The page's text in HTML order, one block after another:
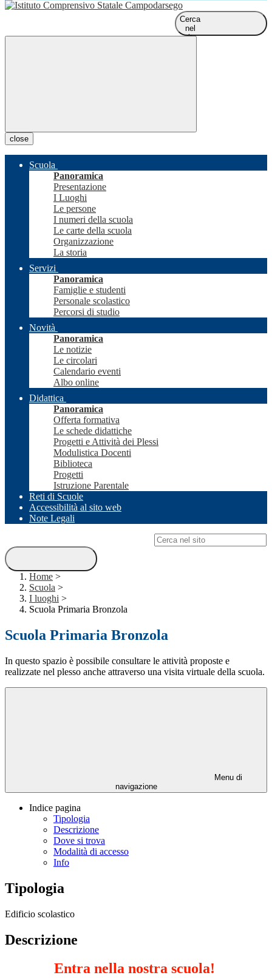
Cerca
nel
sito
close
Scuola
Panoramica
Presentazione
I Luoghi
Le persone
I numeri della scuola
Le carte della scuola
Organizzazione
La storia
Servizi
Panoramica
Famiglie e studenti
Personale scolastico
Percorsi di studio
Novità
Panoramica
Le notizie
Le circolari
Calendario eventi
Albo online
Didattica
Panoramica
Offerta formativa
Le schede didattiche
Progetti e Attività dei Plessi
Modulistica Docenti
Biblioteca
Progetti
Istruzione Parentale
Reti di Scuole
Accessibilità al sito web
Note Legali
Home >
Scuola >
I luoghi >
Scuola Primaria Bronzola
Scuola Primaria Bronzola
In questo spazio è possibile consultare le attività proposte e
realizzate nel plesso anche attraverso una visita virtuale della scuola.
Menu di
navigazione
Indice pagina
Tipologia
Descrizione
Dove si trova
Modalità di accesso
Info
Tipologia
Edificio scolastico
Descrizione
Entra nella nostra scuola!